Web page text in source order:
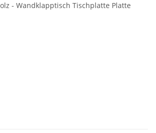
- Wandklapptisch Tischplatte Platte